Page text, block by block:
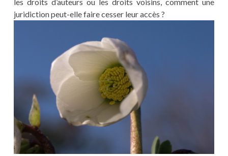
les droits d’auteurs ou les droits voisins, comment une
juridiction peut-elle faire cesser leur accès ?